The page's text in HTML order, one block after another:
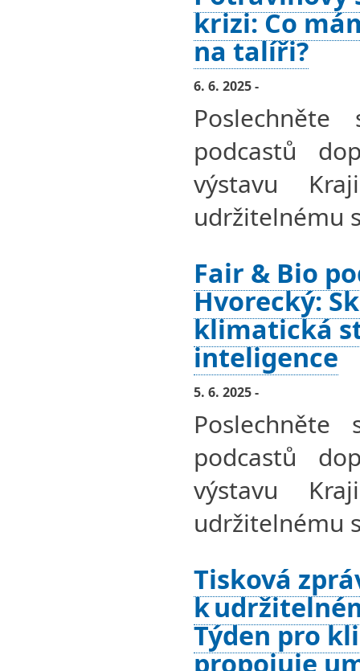
krizi: Co
na talíři?
6. 6. 2025 -
podcastů
výstavu
udržitelnému
Fair & Bio
Hvorecký:
klimatická
inteligence
5. 6. 2025 -
podcastů
výstavu
udržitelnému
Tisková
k
Týden pro
propojuje